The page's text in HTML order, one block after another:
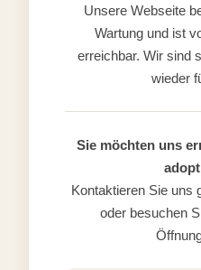
Unsere Webseite
Wartung und ist
erreichbar. Wir sind
wieder
Sie möchten uns
Kontaktieren Sie uns
oder besuchen